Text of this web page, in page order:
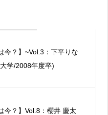
今？】~Vol.3：下平りな
学/2008年度卒)
今？】Vol.8：櫻井 慶太